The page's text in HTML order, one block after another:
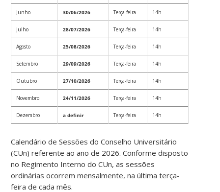
Junho 30/06/2026 Terça-feira 14h
Julho 28/07/2026 Terça-feira 14h
Agosto 25/08/2026 Terça-feira 14h
Setembro 29/09/2026 Terça-feira 14h
Outubro 27/10/2026 Terça-feira 14h
Novembro 24/11/2026 Terça-feira 14h
Dezembro a definir Terça-feira 14h
Calendário de Sessões do Conselho Universitário
(CUn) referente ao ano de 2026. Conforme disposto
no Regimento Interno do CUn, as sessões
ordinárias ocorrem mensalmente, na última terça-
feira de cada mês.